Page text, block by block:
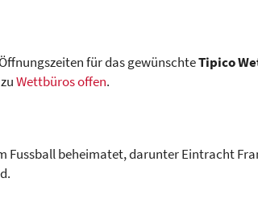
für das gewünschteTipico
Wettbüros offen.
Fussball beheimatet, darunter Eintracht